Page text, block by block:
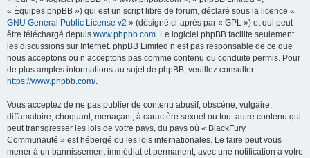
« Équipes phpBB ») qui est un script libre de forum, déclaré sous la licence «
GNU General Public License v2 » (désigné ci-après par « GPL ») et qui peut
être téléchargé depuis www.phpbb.com. Le logiciel phpBB facilite seulement
les discussions sur Internet. phpBB Limited n’est pas responsable de ce que
nous acceptons ou n’acceptons pas comme contenu ou conduite permis. Pour
de plus amples informations au sujet de phpBB, veuillez consulter :
https://www.phpbb.com/.
Vous acceptez de ne pas publier de contenu abusif, obscène, vulgaire,
diffamatoire, choquant, menaçant, à caractère sexuel ou tout autre contenu qui
peut transgresser les lois de votre pays, du pays où « BlackFury
Communauté » est hébergé ou les lois internationales. Le faire peut vous
mener à un bannissement immédiat et permanent, avec une notification à votre